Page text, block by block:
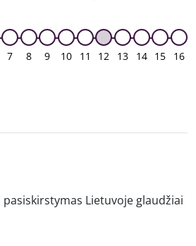
7 8 9 10 11 12 13 14 15 16
Lietuvoje glaudžiai